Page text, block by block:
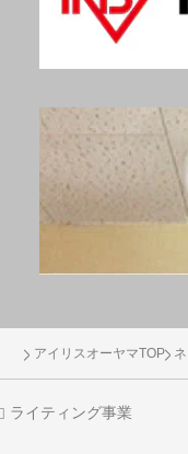
アイリスオーヤマTOP
ライティング事業